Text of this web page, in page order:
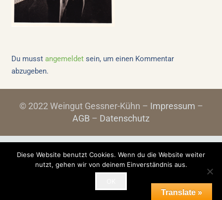
Du musst angemeldetsein, um einen Kommentar
abzugeben.
© 2022 Weingut Gessner-Kühn – Impressum –
AGB – Datenschutz
Translate »
Diese Website benutzt Cookies. Wenn du die Website weiter
nutzt, gehen wir von deinem Einverständnis aus.